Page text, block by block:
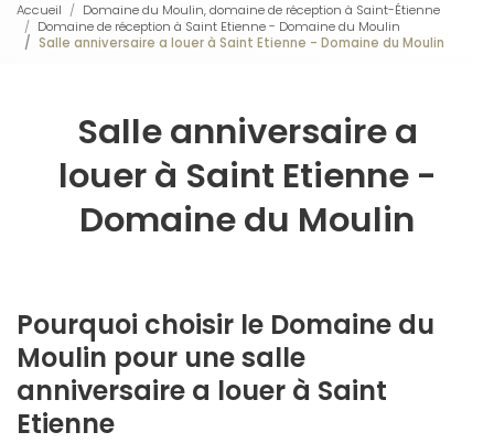
Accueil
Domaine du Moulin, domaine de réception à Saint-Étienne
Domaine de réception à Saint Etienne - Domaine du Moulin
Salle anniversaire a louer à Saint Etienne - Domaine du Moulin
Salle anniversaire a
louer à Saint Etienne -
Domaine du Moulin
Pourquoi choisir le Domaine du
Moulin pour une salle
anniversaire a louer à Saint
Etienne